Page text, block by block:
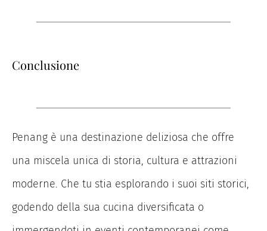
Conclusione
Penang è una destinazione deliziosa che offre
una miscela unica di storia, cultura e attrazioni
moderne. Che tu stia esplorando i suoi siti storici,
godendo della sua cucina diversificata o